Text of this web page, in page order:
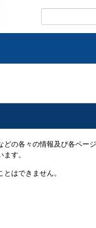
の各々の情報及び各ペー
す。
はできません。